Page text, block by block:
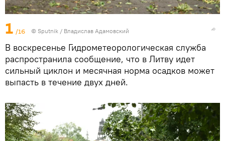
1 /16 © Sputnik / Владислав Адамовский
В воскресенье Гидрометеорологическая служба
распространила сообщение, что в Литву идет
сильный циклон и месячная норма осадков может
выпасть в течение двух дней.